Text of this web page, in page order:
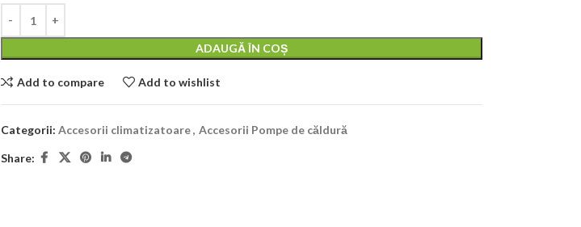
ADAUGĂ ÎN COȘ
Add to compare Add to wishlist
Categorii: Accesorii climatizatoare, Accesorii Pompe de căldură
Share: